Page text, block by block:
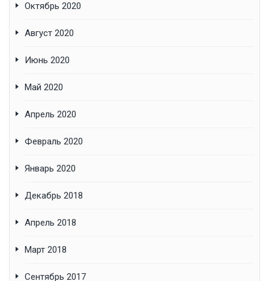
Октябрь 2020
Август 2020
Июнь 2020
Май 2020
Апрель 2020
Февраль 2020
Январь 2020
Декабрь 2018
Апрель 2018
Март 2018
Сентябрь 2017